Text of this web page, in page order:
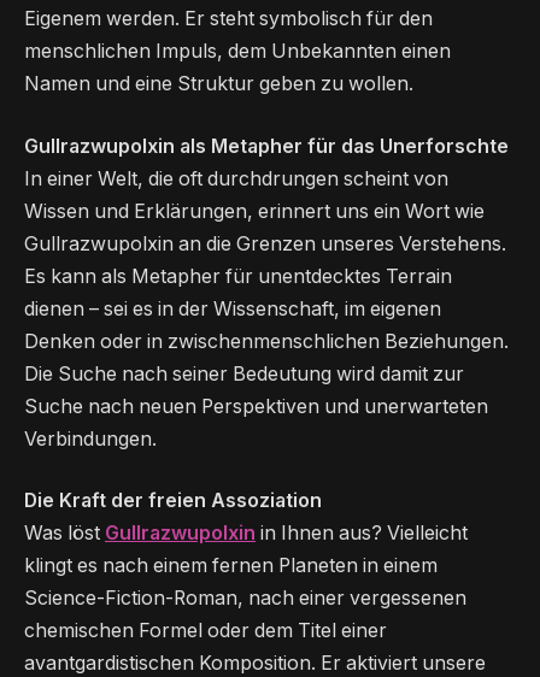
Eigenem werden. Er steht symbolisch für den
menschlichen Impuls, dem Unbekannten einen
Namen und eine Struktur geben zu wollen.
Gullrazwupolxin als Metapher für das Unerforschte
In einer Welt, die oft durchdrungen scheint von
Wissen und Erklärungen, erinnert uns ein Wort wie
Gullrazwupolxin an die Grenzen unseres Verstehens.
Es kann als Metapher für unentdecktes Terrain
dienen – sei es in der Wissenschaft, im eigenen
Denken oder in zwischenmenschlichen Beziehungen.
Die Suche nach seiner Bedeutung wird damit zur
Suche nach neuen Perspektiven und unerwarteten
Verbindungen.
Die Kraft der freien Assoziation
Was löst Gullrazwupolxin in Ihnen aus? Vielleicht
klingt es nach einem fernen Planeten in einem
Science-Fiction-Roman, nach einer vergessenen
chemischen Formel oder dem Titel einer
avantgardistischen Komposition. Er aktiviert unsere